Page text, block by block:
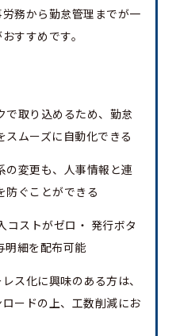
務から勤怠管理までが一
すすめです。
で取り込めるため、勤怠
ムーズに自動化できる
の変更も、人事情報と連
防ぐことができる
コストがゼロ・ 発行ボタ
明細を配布可能
ス化に興味のある方は、
ードの上、工数削減にお